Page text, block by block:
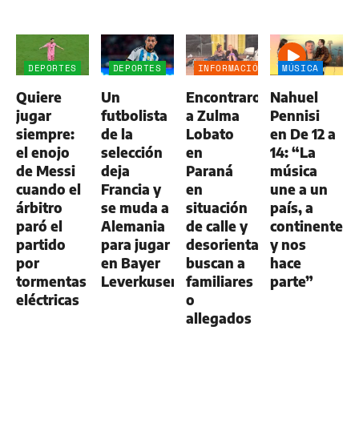
DEPORTES
Quiere
jugar
siempre:
el enojo
de Messi
cuando el
árbitro
paró el
partido
por
tormentas
eléctricas
DEPORTES
Un
futbolista
de la
selección
deja
Francia y
se muda a
Alemania
para jugar
en Bayer
Leverkusen
INFORMACIÓN
Encontraron
a Zulma
Lobato
en
Paraná
en
situación
de calle y
desorientada:
buscan a
familiares
o
allegados
MÚSICA
Nahuel
Pennisi
en De 12 a
14: “La
música
une a un
país, a
continentes
y nos
hace
parte”